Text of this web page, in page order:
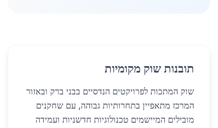
תובנות שוק מקומיות
שוק המתכות לפרויקטים הנדסיים בבני ברק ובאזור
המרכז מתאפיין בתחרותיות גבוהה, עם שחקנים
מובילים המיישמים טכנולוגיות חדשניות ועמידה